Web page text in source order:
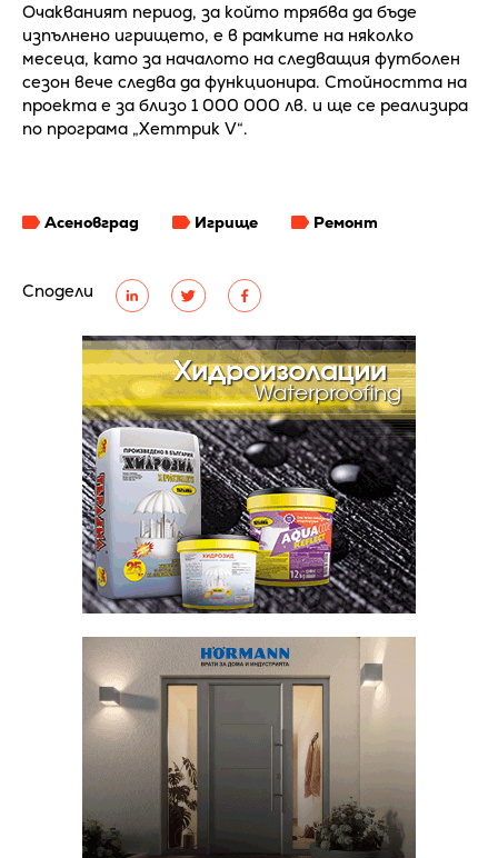
Сподели
Очакваният период, за който трябва да бъде
изпълнено игрището, е в рамките на няколко
месеца, като за началото на следващия футболен
сезон вече следва да функционира. Стойността на
проекта е за близо 1 000 000 лв. и ще се реализира
по програма „Хеттрик V“.
Асеновград Игрище Ремонт